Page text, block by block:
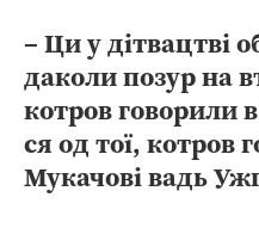
– Ци у дітвацтві
даколи позур на
котров говорили
ся од тої, котров
Мукачові вадь